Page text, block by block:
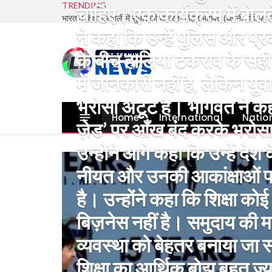
TRENDING
Home International
चाहिए। एक कार्यक्रम में
ने कहा कि उन्हें पुलिस और
के बीच हालिया टकराव के
में जानकारी नहीं है, लेकिन
भरोसा अटूट है। भागवत ने
ज़ेड’ पर आँख बंद करके
उन्होंने आगे कहा कि उन्हें देश
नीयत और उनकी आकांक्षाओं
है। उन्होंने कहा कि शिक्षा
बिज़नेस नहीं है। समुदाय की
व्यवस्था को बेहतर बनाया जा